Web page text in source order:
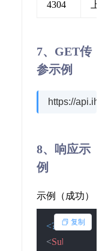
4304 上
7、GET传
参示例
https://
8、响应示
例
示例（成功）
<?xml version=
<SubmitResult
复制